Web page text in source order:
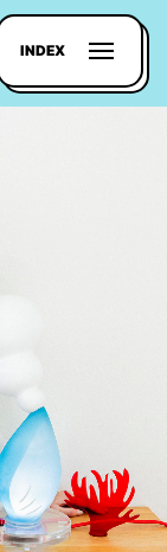
INDEX
HOUSE
LINE-
UP
PROJECT